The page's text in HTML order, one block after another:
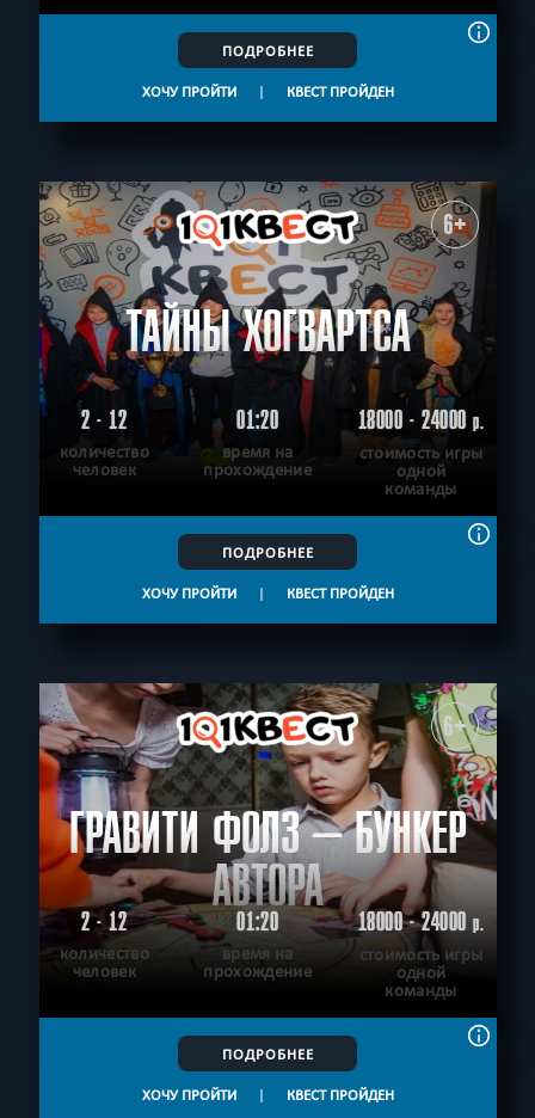
ПОДРОБНЕЕ
ХОЧУ ПРОЙТИ | КВЕСТ ПРОЙДЕН
6+
ТАЙНЫ ХОГВАРТСА
2 - 12
количество
человек
01:20
время на
прохождение
18000 - 24000р.
стоимость игры
одной
команды
ПОДРОБНЕЕ
ХОЧУ ПРОЙТИ | КВЕСТ ПРОЙДЕН
6+
ГРАВИТИ ФОЛЗ – БУНКЕР
АВТОРА
2 - 12
количество
человек
01:20
время на
прохождение
18000 - 24000р.
стоимость игры
одной
команды
ПОДРОБНЕЕ
ХОЧУ ПРОЙТИ | КВЕСТ ПРОЙДЕН